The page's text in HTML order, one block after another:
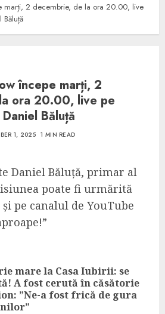
marți, 2 decembrie, de la ora 20.00, live
începe marți, 2
ora 20.00, live pe
Băluță
1, 2025 1 MIN READ
Daniel Băluță, primar al
poate fi urmărită
pe canalul de YouTube
mare la Casa Iubirii: se
A fost cerută în căsătorie
”Ne-a fost frică de gura